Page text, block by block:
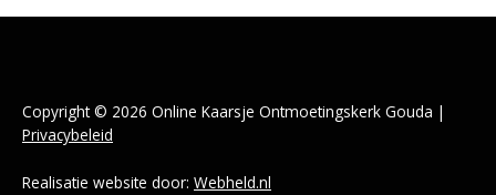
Copyright © 2026 Online Kaarsje Ontmoetingskerk Gouda |
Privacybeleid
Realisatie website door: Webheld.nl